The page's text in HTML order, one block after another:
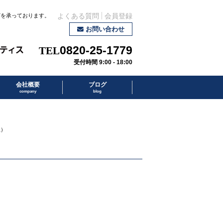
承っております。 よくある質問
会員登録
お問い合わせ
0820-25-1779
受付時間 9:00 - 18:00
会社概要
company
ブログ
blog